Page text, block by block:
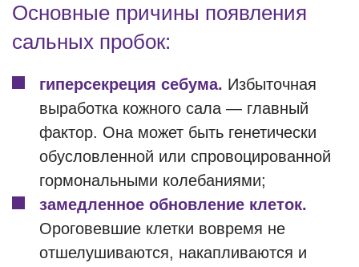
Основные причины появления
сальных пробок:
гиперсекреция себума. Избыточная
выработка кожного сала — главный
фактор. Она может быть генетически
обусловленной или спровоцированной
гормональными колебаниями;
замедленное обновление клеток.
Ороговевшие клетки вовремя не
отшелушиваются, накапливаются и